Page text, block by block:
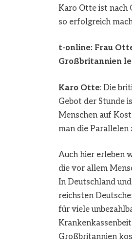
Karo Otte ist nach
so erfolgreich
t-online: Frau
Großbritannien
Karo Otte: Die
Gebot der Stunde
Menschen auf
man die Parallelen
Auch hier erleben
die vor allem
In Deutschland
reichsten
für viele
Großbritannien